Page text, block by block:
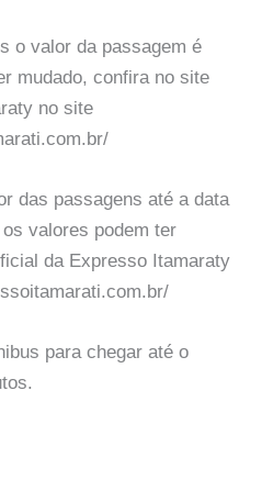
o valor da passagem é
mudado, confira no site
no site
das passagens até a data
valores podem ter
da Expresso Itamaraty
para chegar até o